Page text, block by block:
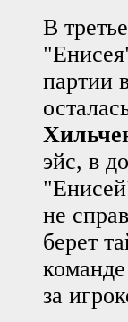
В
партии
эйс, в
не
берет
за